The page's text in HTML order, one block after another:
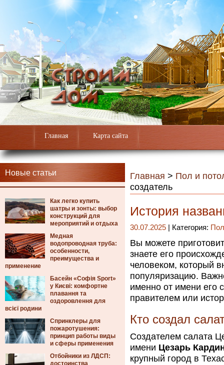
Главная Карта сайта
Новые статьи
Как легко купить
шатры и зонты: выбор
конструкций для
мероприятий и отдыха
Медная
водопроводная труба:
особенности,
преимущества и
применение
Басейн «Софія Sport»
у Києві: комфортне
плавання та
оздоровлення для
всієї родини
Спринклеры для
пожаротушения:
принцип работы виды
и сферы применения
Отбойники из ЛДСП:
достоинства
Главная > Пол и
создатель
История
30.07.2025 | Категория:
Вы можете
знаете его
человеком, который
популяризацию.
именно от имени его
правителем или
Кто создал
Создателем салата
имени Цезарь
крупный город в